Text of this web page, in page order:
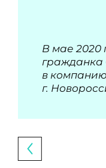
В мае 2020
гражданка
в
г.